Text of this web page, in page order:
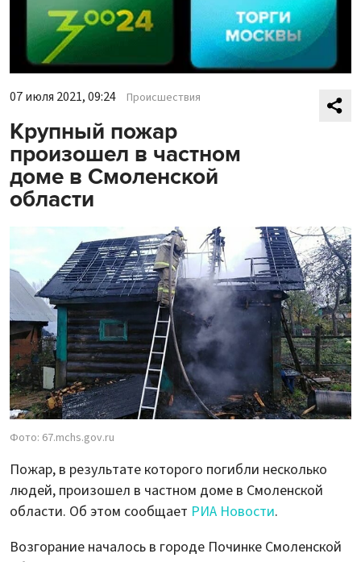
07 июля 2021, 09:24 Происшествия
Крупный пожар
произошел в частном
доме в Смоленской
области
Фото: 67.mchs.gov.ru
Пожар, в результате которого погибли несколько
людей, произошел в частном доме в Смоленской
области. Об этом сообщает РИА Новости.
Возгорание началось в городе Починке Смоленской